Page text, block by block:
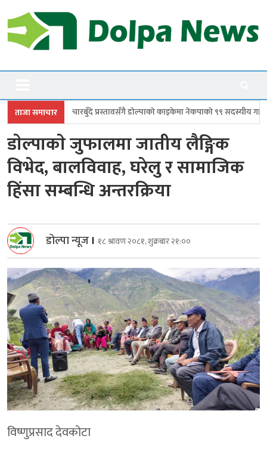
to
content
Dolpanews
ताजा समाचार
प्रस्तावसँगै डाेल्पाकाे काइकेमा नेकपाकाे ९९ सदस्यीय गाउँ समिति गठन
डाेल्पाकाे जुफालमा जातीय लैङ्गिक
विभेद, बालविवाह, घरेलु र सामाजिक
हिंसा सम्बन्धि अन्तरक्रिया
डोल्पा न्यूज । १८ श्रावण २०८१, शुक्रबार २१:००
विष्णुप्रसाद देवकोटा